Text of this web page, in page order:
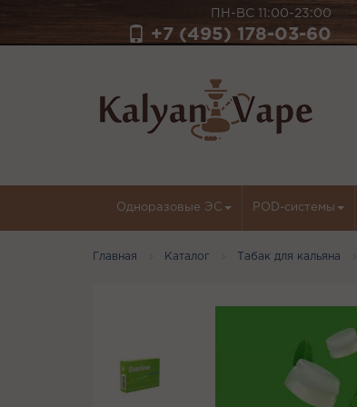
ПН-ВС 11:00-23:00
+7 (495) 178-03-60
Одноразовые ЭС POD-системы
Главная Каталог Табак для кальяна